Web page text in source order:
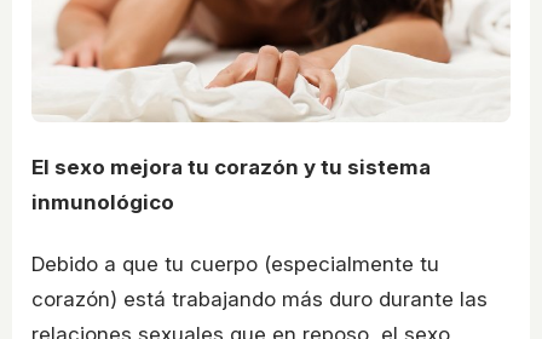
El sexo mejora tu corazón y tu sistema
inmunológico
Debido a que tu cuerpo (especialmente tu
corazón) está trabajando más duro durante las